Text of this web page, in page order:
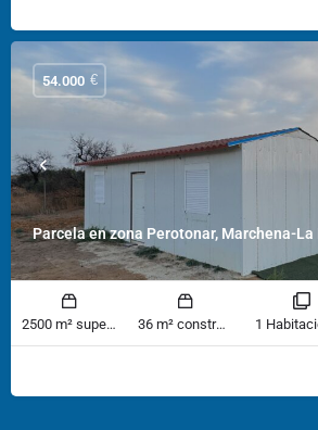
Parcela en zona Perotonar, Marchena-
54.000 €
2500 m² superficie 36 m² construido 1